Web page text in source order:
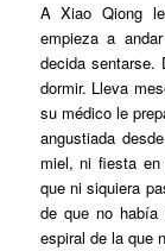
A Xiao Qiong
empieza a
decida sentarse.
dormir. Lleva
su médico le
angustiada
miel, ni fiesta
que ni siquiera
de que no había
espiral de la que